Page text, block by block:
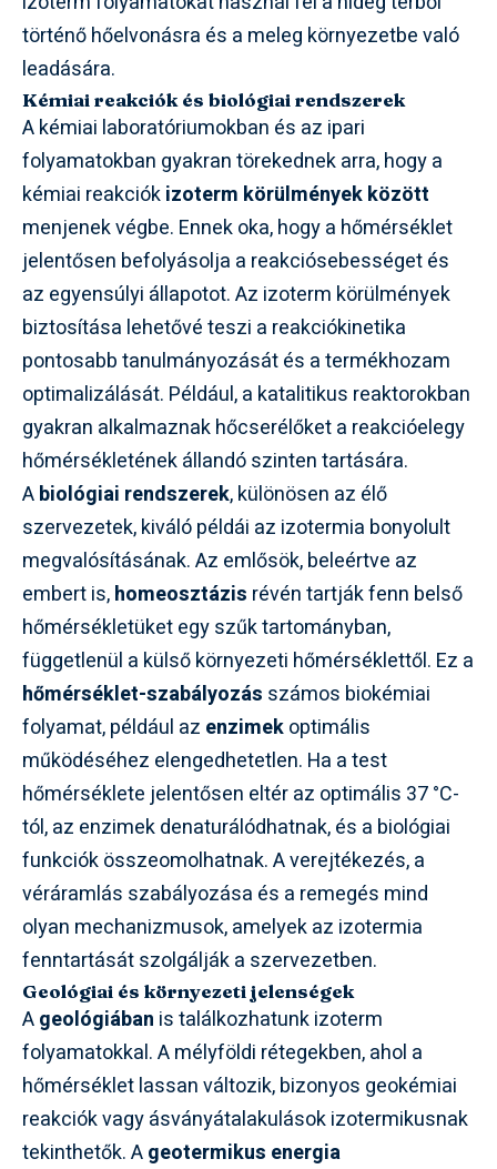
történő hőelvonásra és a meleg környezetbe való
leadására.
Kémiai reakciók és biológiai rendszerek
A kémiai laboratóriumokban és az ipari
folyamatokban gyakran törekednek arra, hogy a
kémiai reakciókizoterm körülmények között
menjenek végbe. Ennek oka, hogy a hőmérséklet
jelentősen befolyásolja a reakciósebességet és
az egyensúlyi állapotot. Az izoterm körülmények
biztosítása lehetővé teszi a reakciókinetika
pontosabb tanulmányozását és a termékhozam
optimalizálását. Például, a katalitikus reaktorokban
gyakran alkalmaznak hőcserélőket a reakcióelegy
hőmérsékletének állandó szinten tartására.
Abiológiai rendszerek, különösen az élő
szervezetek, kiváló példái az izotermia bonyolult
megvalósításának. Az emlősök, beleértve az
embert is,homeosztázis révén tartják fenn belső
hőmérsékletüket egy szűk tartományban,
függetlenül a külső környezeti hőmérséklettől. Ez a
hőmérséklet-szabályozás számos biokémiai
folyamat, például az enzimekoptimális
működéséhez elengedhetetlen. Ha a test
hőmérséklete jelentősen eltér az optimális 37 °C-
tól, az enzimek denaturálódhatnak, és a biológiai
funkciók összeomolhatnak. A verejtékezés, a
véráramlás szabályozása és a remegés mind
olyan mechanizmusok, amelyek az izotermia
fenntartását szolgálják a szervezetben.
Geológiai és környezeti jelenségek
Ageológiában is találkozhatunk izoterm
folyamatokkal. A mélyföldi rétegekben, ahol a
hőmérséklet lassan változik, bizonyos geokémiai
reakciók vagy ásványátalakulások izotermikusnak
tekinthetők. Ageotermikus energia